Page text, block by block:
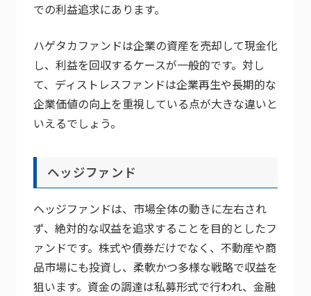
での利益追求にあります。
ハゲタカファンドは企業の資産を売却して現金化
し、利益を回収するケースが一般的です。対し
て、ディストレスファンドは企業再生や長期的な
企業価値の向上を重視している点が大きな違いと
いえるでしょう。
ヘッジファンド
ヘッジファンドは、市場全体の動きに左右され
ず、絶対的な収益を追求することを目的としたフ
ァンドです。株式や債券だけでなく、不動産や商
品市場にも投資し、柔軟かつ多様な戦略で収益を
狙います。資金の調達は私募形式で行われ、金融